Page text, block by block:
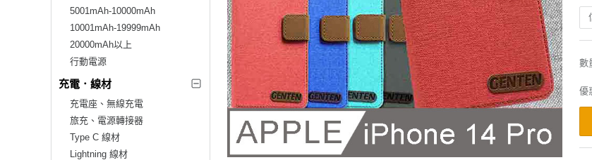
5001mAh-10000mAh
10001mAh-19999mAh
20000mAh以上
行動電源
充電．線材
充電座、無線充電
旅充、電源轉接器
Type C 線材
Lightning 線材
數
優